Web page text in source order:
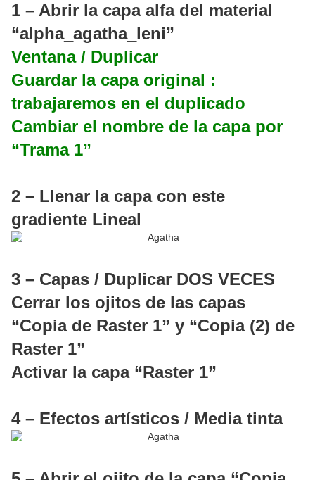
1 – Abrir la capa alfa del material
“alpha_agatha_leni”
Ventana / Duplicar
Guardar la capa original :
trabajaremos en el duplicado
Cambiar el nombre de la capa por
“Trama 1”
2 – Llenar la capa con este
gradiente Lineal
3 – Capas / Duplicar DOS VECES
Cerrar los ojitos de las capas
“Copia de Raster 1” y “Copia (2) de
Raster 1”
Activar la capa “Raster 1”
4 – Efectos artísticos / Media tinta